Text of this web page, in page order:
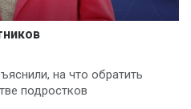
на что обратить
подростков